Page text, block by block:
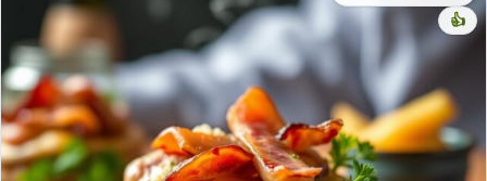
👍